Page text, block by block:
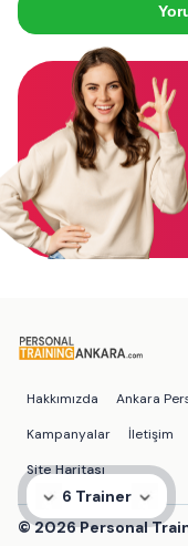
6 Trainer
Hakkımızda Ankara
Kampanyalar
İletişim
Site Haritası
©2026Personal